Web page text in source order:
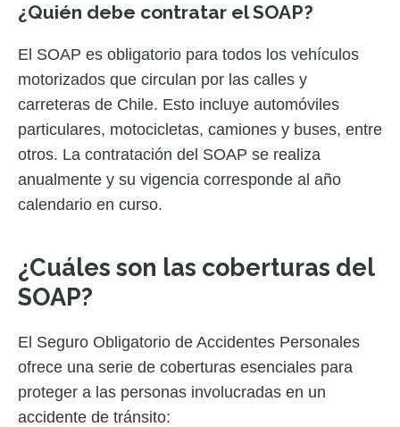
¿Quién debe contratar el SOAP?
El SOAP es obligatorio para todos los vehículos
motorizados que circulan por las calles y
carreteras de Chile. Esto incluye automóviles
particulares, motocicletas, camiones y buses, entre
otros. La contratación del SOAP se realiza
anualmente y su vigencia corresponde al año
calendario en curso.
¿Cuáles son las coberturas del
SOAP?
El Seguro Obligatorio de Accidentes Personales
ofrece una serie de coberturas esenciales para
proteger a las personas involucradas en un
accidente de tránsito: